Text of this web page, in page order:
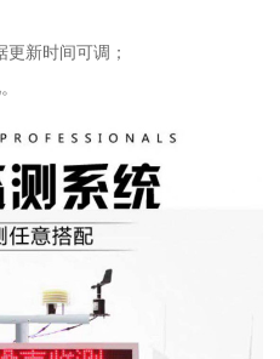
新时间可调；